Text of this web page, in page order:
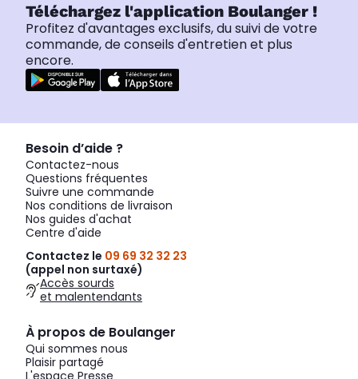
Téléchargez l'application Boulanger !
Profitez d'avantages exclusifs, du suivi de votre
commande, de conseils d'entretien et plus
encore.
Besoin d’aide ?
Contactez-nous
Questions fréquentes
Suivre une commande
Nos conditions de livraison
Nos guides d'achat
Centre d'aide
Contactez le 09 69 32 32 23
(appel non surtaxé)
Accès sourds
et malentendants
À propos de Boulanger
Qui sommes nous
Plaisir partagé
L'espace Presse